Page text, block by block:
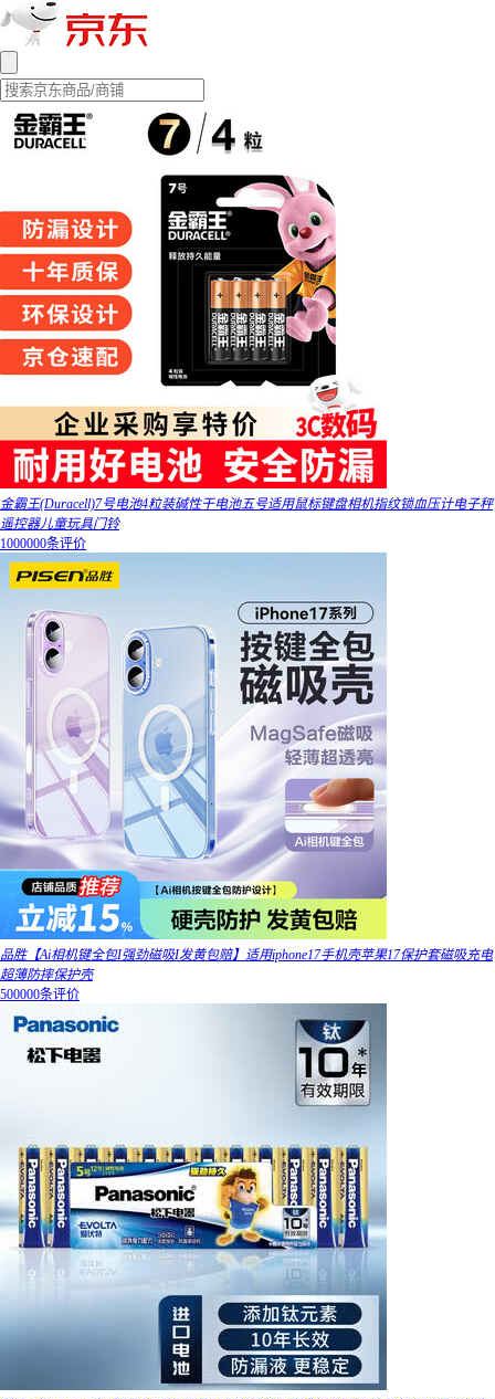
金霸王(Duracell)7号电池4粒装碱性干电池五号适用鼠标键盘相机指纹锁血压计电子秤
遥控器儿童玩具门铃
1000000条评价
品胜【Ai相机键全包I强劲磁吸I发黄包赔】适用iphone17手机壳苹果17保护套磁吸充电
超薄防摔保护壳
500000条评价